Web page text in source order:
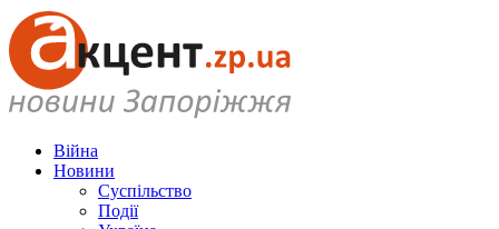
Війна
Новини
Суспільство
Події